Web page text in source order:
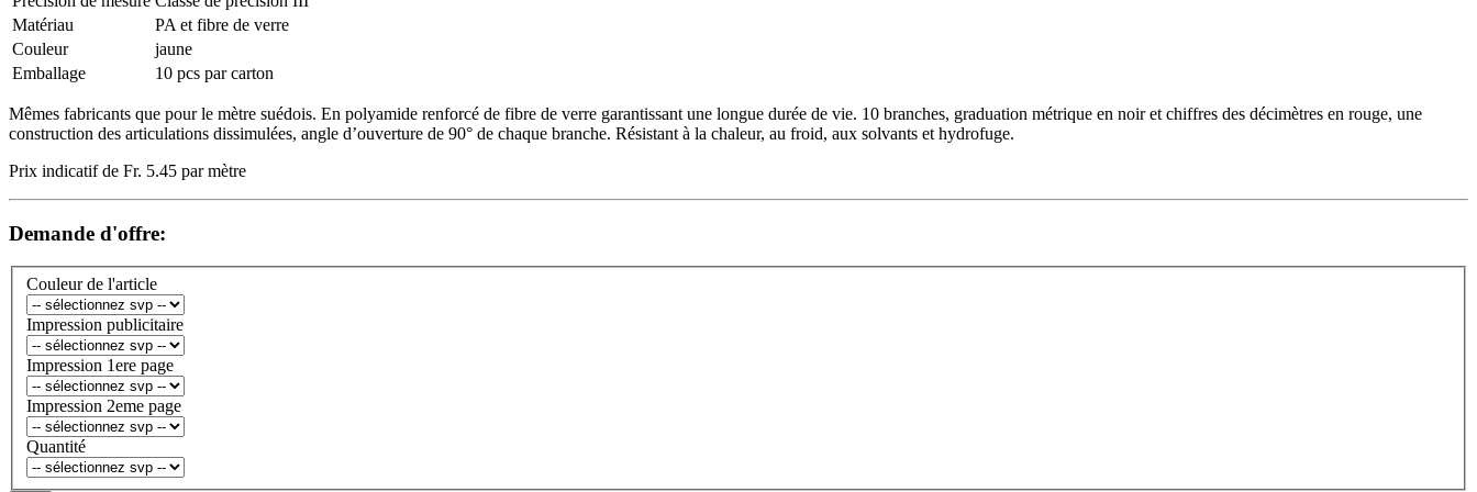
Matériau
PA et fibre de verre
Couleur
jaune
Emballage
10 pcs par carton
Mêmes fabricants que pour le mètre suédois. En polyamide renforcé de fibre de verre garantissant une longue durée de vie. 10 branches, graduation métrique en noir et chiffres des décimètres en rouge, une
construction des articulations dissimulées, angle d’ouverture de 90° de chaque branche. Résistant à la chaleur, au froid, aux solvants et hydrofuge.
Prix indicatif de Fr. 5.45 par mètre
Demande d'offre:
Couleur de l'article
Impression publicitaire
Impression 1ere page
Impression 2eme page
Quantité